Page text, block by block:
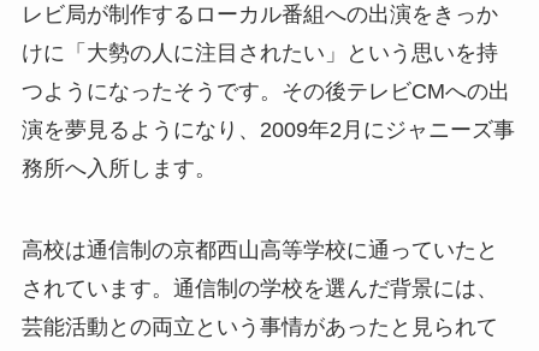
レビ局が制作するローカル番組への出演をきっか
けに「大勢の人に注目されたい」という思いを持
つようになったそうです。その後テレビCMへの出
演を夢見るようになり、2009年2月にジャニーズ事
務所へ入所します。
高校は通信制の京都西山高等学校に通っていたと
されています。通信制の学校を選んだ背景には、
芸能活動との両立という事情があったと見られて